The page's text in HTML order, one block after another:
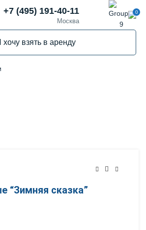
+7 (495) 191-40-11
Москва
0
“Зимняя сказка”